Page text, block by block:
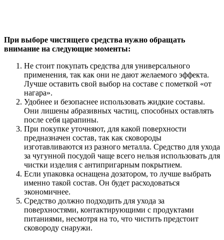
При выборе чистящего средства нужно обращать
внимание на следующие моменты:
Не стоит покупать средства для универсального
применения, так как они не дают желаемого эффекта.
Лучше оставить свой выбор на составе с пометкой «от
нагара».
Удобнее и безопаснее использовать жидкие составы.
Они лишены абразивных частиц, способных оставлять
после себя царапины.
При покупке уточняют, для какой поверхности
предназначен состав, так как сковороды
изготавливаются из разного металла. Средство для ухода
за чугунной посудой чаще всего нельзя использовать для
чистки изделия с антипригарным покрытием.
Если упаковка оснащена дозатором, то лучше выбрать
именно такой состав. Он будет расходоваться
экономичнее.
Средство должно подходить для ухода за
поверхностями, контактирующими с продуктами
питаниями, несмотря на то, что чистить предстоит
сковороду снаружи.